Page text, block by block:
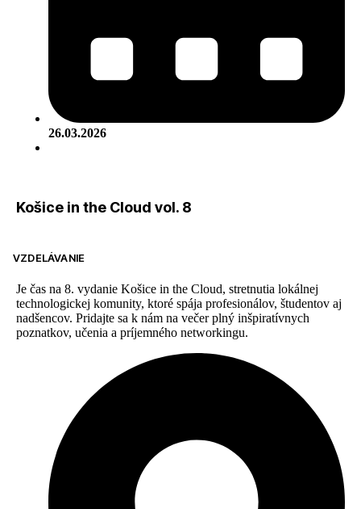
26.03.2026
Košice in the Cloud vol. 8
VZDELÁVANIE
Je čas na 8. vydanie Košice in the Cloud, stretnutia lokálnej
technologickej komunity, ktoré spája profesionálov, študentov aj
nadšencov. Pridajte sa k nám na večer plný inšpiratívnych
poznatkov, učenia a príjemného networkingu.